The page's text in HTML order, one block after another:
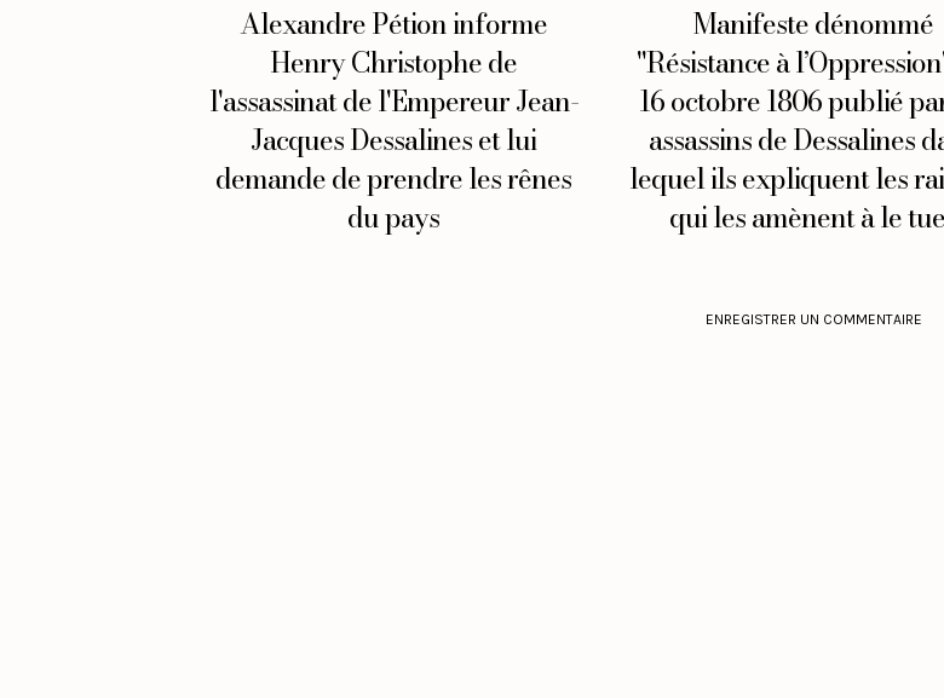
Alexandre Pétion informe
Henry Christophe de
l'assassinat de l'Empereur Jean-
Jacques Dessalines et lui
demande de prendre les rênes
du pays
Manifeste dénommé
"Résistance à
16 octobre 1806 publié
assassins de Dessalines
lequel ils expliquent les
qui les amènent à le
ENREGISTRER UN COMMENTAIRE